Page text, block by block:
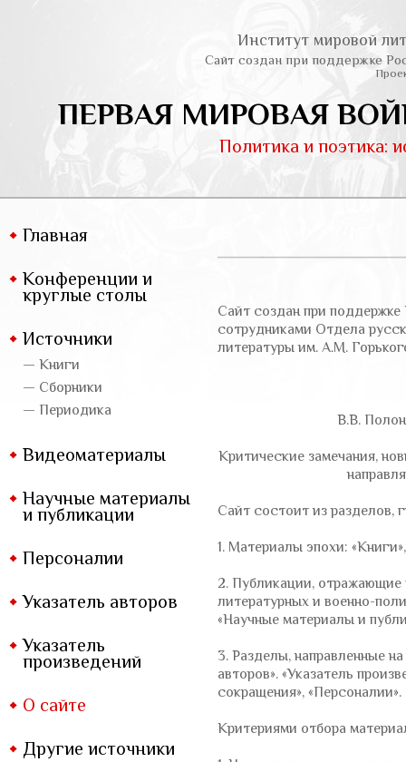
Институт мировой
Сайт создан при поддержке
ПЕРВАЯ МИРОВАЯ
Политика и поэтика:
Главная
Конференции и
круглые столы
Источники
— Книги
— Сборники
— Периодика
Видеоматериалы
Научные материалы
и публикации
Персоналии
Указатель авторов
Указатель
произведений
О сайте
Другие источники
Сайт создан при
сотрудниками Отдела
литературы им. А.М.
В.В.
Критические замечания,
Сайт состоит из разделов,
1. Материалы эпохи:
2. Публикации,
литературных и военно-
«Научные материалы и
3. Разделы, направленные
авторов». «Указатель
сокращения», «Персоналии».
Критериями отбора